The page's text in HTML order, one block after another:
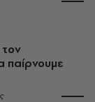
παίρνουμε